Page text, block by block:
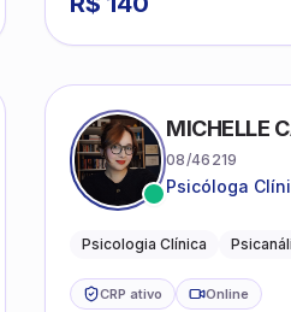
MICHELLE
08/46219
Psicóloga
FAAP.
Psicologia Clínica
CRP ativo Online